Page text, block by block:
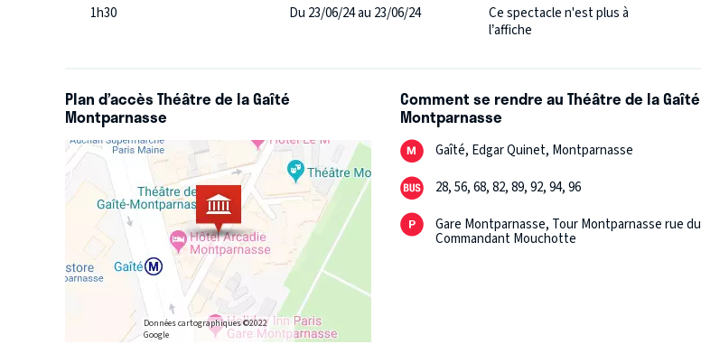
1h30 Du 23/06/24 au 23/06/24
Ce spectacle n'est plus à
l’affiche
Plan d’accès Théâtre de la Gaîté
Montparnasse
Données cartographiques ©2022
Google
Comment se rendre au Théâtre de la Gaîté
Montparnasse
Gaîté, Edgar Quinet, Montparnasse
28, 56, 68, 82, 89, 92, 94, 96
Gare Montparnasse, Tour Montparnasse rue du
Commandant Mouchotte